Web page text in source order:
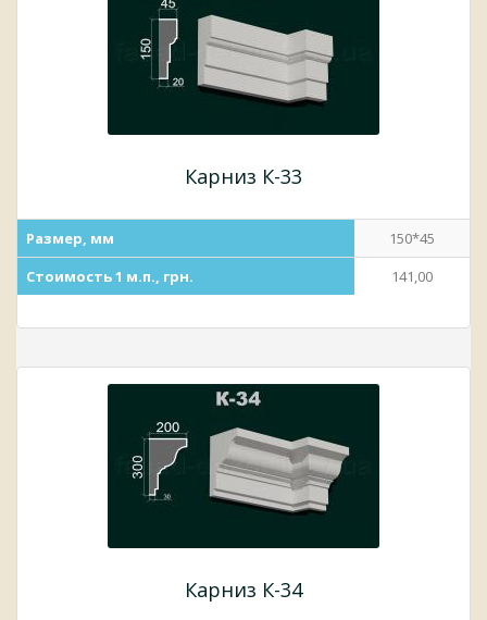
Карниз К-33
Размер, мм
150*45
Стоимость 1 м.п., грн.
141,00
Карниз К-34